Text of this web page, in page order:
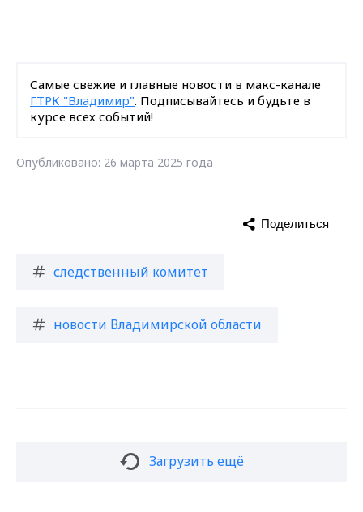
Самые свежие и главные новости в макс-канале
ГТРК "Владимир". Подписывайтесь и будьте в
курсе всех событий!
Опубликовано: 26 марта 2025 года
следственный комитет
новости Владимирской области
Поделиться
Загрузить ещё